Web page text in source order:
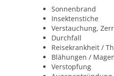
Sonnenbrand
Insektenstiche
Verstauchung,
Durchfall
Reisekrankheit /
Blähungen /
Verstopfung